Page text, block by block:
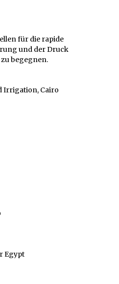
für die rapide
und der Druck
begegnen.
Irrigation, Cairo
Egypt